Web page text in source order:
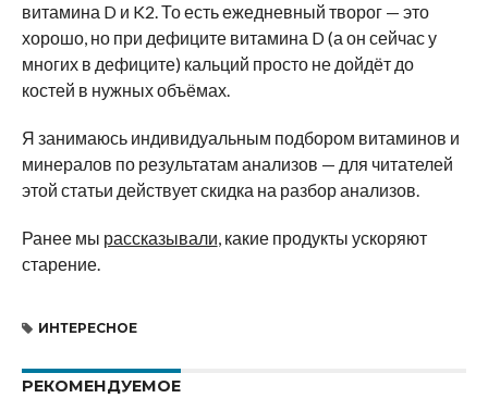
витамина D и K2. То есть ежедневный творог — это
хорошо, но при дефиците витамина D (а он сейчас у
многих в дефиците) кальций просто не дойдёт до
костей в нужных объёмах.
Я занимаюсь индивидуальным подбором витаминов и
минералов по результатам анализов — для читателей
этой статьи действует скидка на разбор анализов.
Ранее мы рассказывали, какие продукты ускоряют
старение.
ИНТЕРЕСНОЕ
РЕКОМЕНДУЕМОЕ